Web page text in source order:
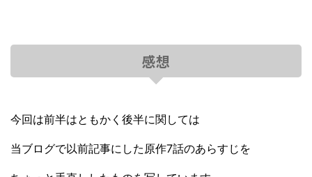
感想
今回は前半はともかく後半に関しては
当ブログで以前記事にした原作7話のあらすじを